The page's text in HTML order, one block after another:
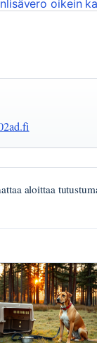
oikein
aloittaa